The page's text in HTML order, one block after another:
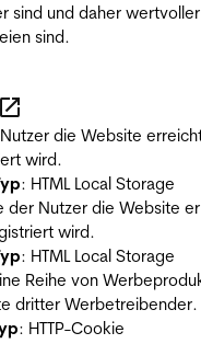
sind und daher
sind.
die Website
wird.
: HTML Local Storage
der Nutzer die Website
wird.
: HTML Local Storage
Reihe von
dritter Werbetreibender.
: HTTP-Cookie